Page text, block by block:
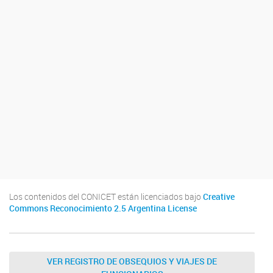
Los contenidos del CONICET están licenciados bajo Creative
Commons Reconocimiento 2.5 Argentina License
VER REGISTRO DE OBSEQUIOS Y VIAJES DE